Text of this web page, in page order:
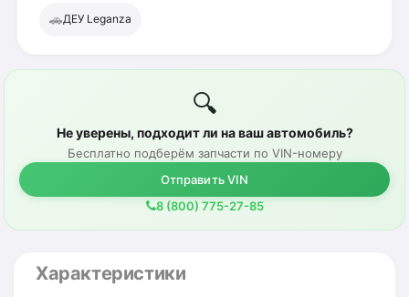
🚗ДЕУ Leganza
🔍
Не уверены, подходит ли на ваш автомобиль?
Бесплатно подберём запчасти по VIN-номеру
Отправить VIN
8 (800) 775-27-85
Характеристики